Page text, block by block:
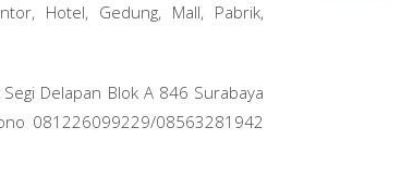
Hotel, Gedung, Mall, Pabrik,
Delapan Blok A 846 Surabaya
081226099229/08563281942